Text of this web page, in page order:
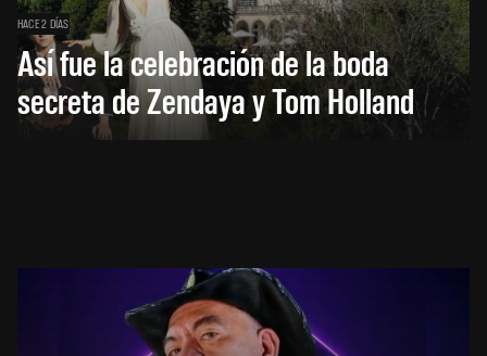
HACE 2 DÍAS
Así fue la celebración de la boda
secreta de Zendaya y Tom Holland